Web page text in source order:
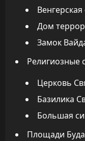
Дом
Замок
Религиозные
Церковь
Базилика
Большая
Площади